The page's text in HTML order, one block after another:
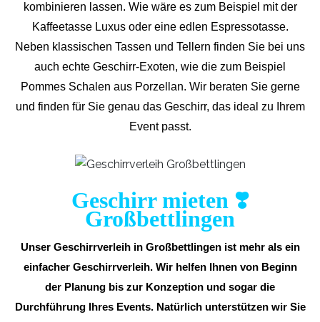
kombinieren lassen. Wie wäre es zum Beispiel mit der
Kaffeetasse Luxus oder eine edlen Espressotasse.
Neben klassischen Tassen und Tellern finden Sie bei uns
auch echte Geschirr-Exoten, wie die zum Beispiel
Pommes Schalen aus Porzellan. Wir beraten Sie gerne
und finden für Sie genau das Geschirr, das ideal zu Ihrem
Event passt.
Geschirr mieten ❣️
Großbettlingen
Unser Geschirrverleih in Großbettlingen ist mehr als ein
einfacher Geschirrverleih. Wir helfen Ihnen von Beginn
der Planung bis zur Konzeption und sogar die
Durchführung Ihres Events. Natürlich unterstützen wir Sie